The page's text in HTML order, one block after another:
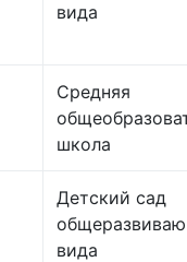
вида
Средняя
школа
Детский сад
вида